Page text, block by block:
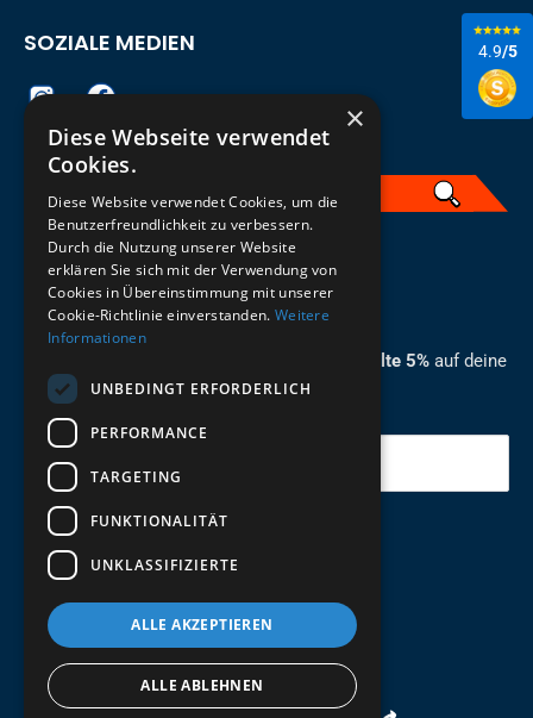
4.9/5
ZUM NEWSLETTER ANMELDEN
Melde dich jetzt zum Newsletter an und erhalte 5% auf deine
erste Bestellung.
Deine Email
Abschicken
SOZIALE MEDIEN
German
×
Diese Webseite verwendet
Cookies.
Diese Website verwendet Cookies, um die
Benutzerfreundlichkeit zu verbessern.
Durch die Nutzung unserer Website
erklären Sie sich mit der Verwendung von
Cookies in Übereinstimmung mit unserer
Cookie-Richtlinie einverstanden. Weitere
Informationen
UNBEDINGT ERFORDERLICH
PERFORMANCE
TARGETING
FUNKTIONALITÄT
UNKLASSIFIZIERTE
ALLE AKZEPTIEREN
ALLE ABLEHNEN